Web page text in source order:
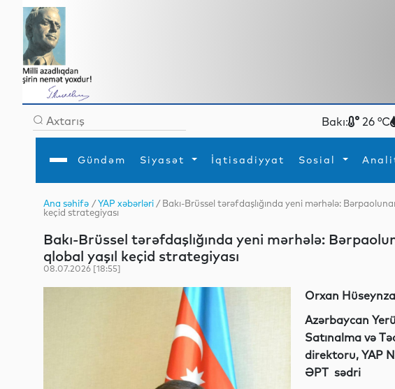
Bakı: 26 °C
Gündəm Siyasət İqtisadiyyat Sosial
Ana səhifə
Gündəm
İqtisadiyyat
YAP
Analitika
Mədəniyyət
Müsahibə
MEDİA
Xarici siyasət
Daxili siyasət
Turizm
Elm
İdman
Yeni
Ana səhifə /YAP xəbərləri / Bakı-Brüssel tərəfdaşlığında yeni mərhələ:
keçid strategiyası
Bakı-Brüssel tərəfdaşlığında yeni mərhələ:
qlobal yaşıl keçid strategiyası
08.07.2026 [18:55]
Orxan
Azərbaycan
Satınalma və
direktoru, YAP
ƏPT sədri